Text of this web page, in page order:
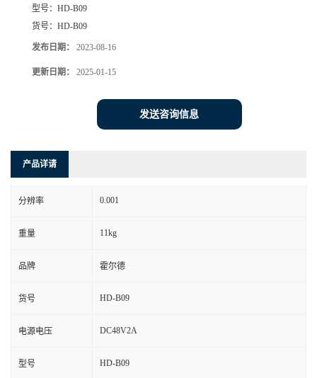
型号： HD-B09
货号： HD-B09
发布日期： 2023-08-16
更新日期： 2025-01-15
发送咨询信息
产品详请
分辨率 0.001
重量 11kg
品牌 霍尔德
货号 HD-B09
电源电压 DC48V2A
型号 HD-B09